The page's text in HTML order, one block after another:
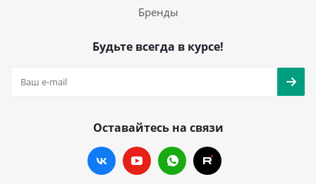
Бренды
Будьте всегда в курсе!
Оставайтесь на связи